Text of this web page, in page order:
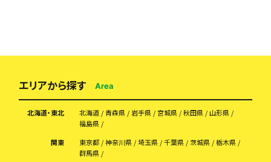
エリアから探す Area
北海道・東北 北海道 青森県 岩手県 宮城県 秋田県
山形県
福島県
関東
東京都 神奈川県 埼玉県 千葉県 茨城県
栃木県
群馬県